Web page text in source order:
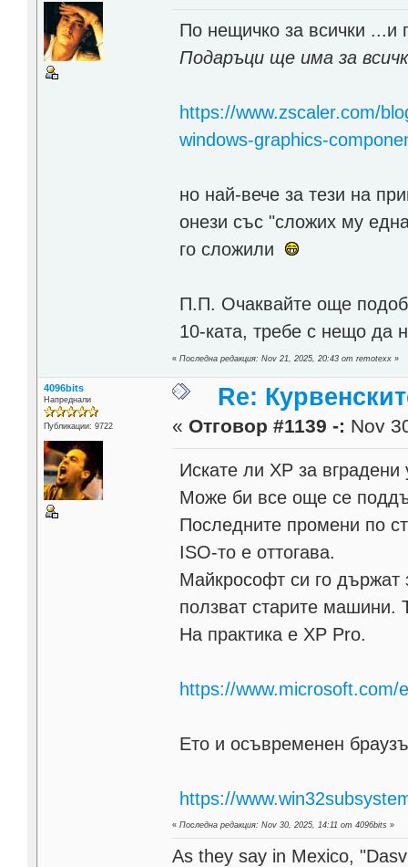
По нещичко за всички ...и
Подаръци ще има за
https://www.zscaler.com/
windows-graphics-
но най-вече за тези на
онези със "сложих му
го сложили
П.П. Очаквайте още
10-ката, требе с нещо да
«Последна редакция: Nov 21, 2025, 20:43 от remotexx »
4096bits
Напреднали
Публикации: 9722
Re:
« Отговор #1139 -: Nov
Искате ли ХР за
Може би все още се
Последните промени по
ISO-то е оттогава.
Майкрософт си го държат
ползват старите машини.
На практика е XP Pro.
https://www.microsoft.com/
Ето и осъвременен
https://
«Последна редакция: Nov 30, 2025, 14:11 от 4096bits »
As they say in Mexico,